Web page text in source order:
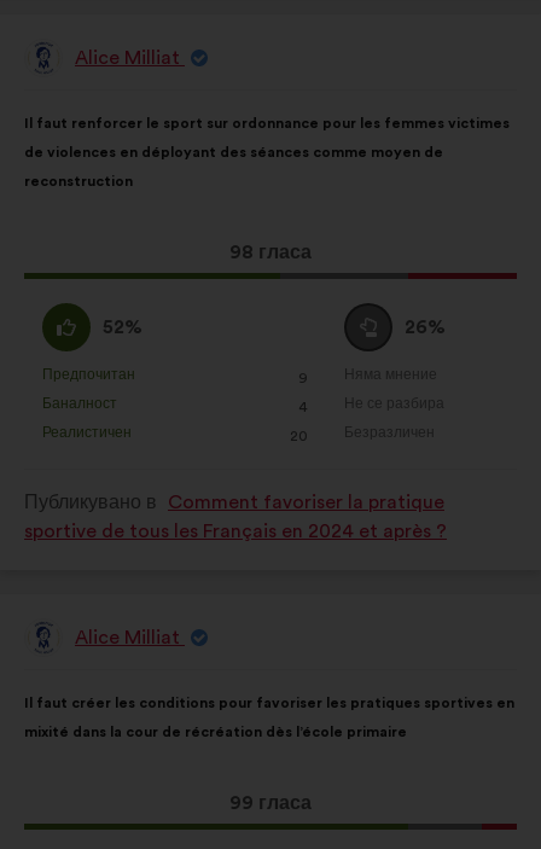
ПредложениеAlice Milliat
на
предложението:
Il faut renforcer le sport sur ordonnance pour les femmes victimes
de violences en déployant des séances comme moyen de
reconstruction
Това
предложение
98 гласа
разпределението
е:
Съгласен
съм
:
52%
в
:
Предпочитан
: 9
пъти
Баналност
: 4
пъти
Реалистичен
: 20
пъти
Въздържал
се
:
26%
в
:
Няма мнение
:пъти
Не се разбира
:пъти
Безразличен
:пъти
Публикувано в
Comment favoriser la pratique
sportive de tous les Français en 2024 et après ?
ПредложениеAlice Milliat
на
предложението:
Il faut créer les conditions pour favoriser les pratiques sportives en
mixité dans la cour de récréation dès l’école primaire
Това
предложение
99 гласа
разпределението
е: